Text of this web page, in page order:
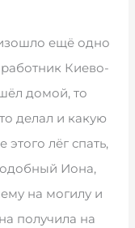
ещё одно
Киево-
домой, то
делал и какую
лёг спать,
Иона,
на могилу и
получила на